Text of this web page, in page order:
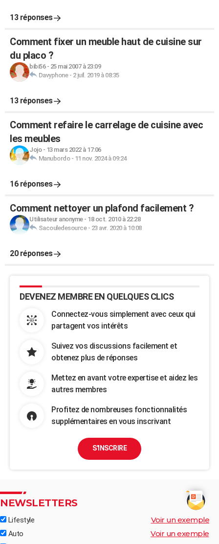
13 réponses
Comment fixer un meuble haut de cuisine sur
du placo ?
bibi56- 25 mai 2007 à 23:09
Davyphone- 2 juil. 2019 à 08:35
13 réponses
Comment refaire le carrelage de cuisine avec
les meubles
Jojo- 13 mars 2022 à 17:06
Manubordo- 11 nov. 2024 à 09:24
16 réponses
Comment nettoyer un plafond facilement ?
Utilisateur anonyme- 18 oct. 2010 à 22:28
Sacouledesource- 23 avr. 2020 à 10:08
20 réponses
DEVENEZ MEMBRE EN QUELQUES CLICS
Connectez-vous simplement avec ceux qui
partagent vos intérêts
Suivez vos discussions facilement et
obtenez plus de réponses
Mettez en avant votre expertise et aidez les
autres membres
Profitez de nombreuses fonctionnalités
supplémentaires en vous inscrivant
S'INSCRIRE
NEWSLETTERS
Lifestyle Voir un exemple
Auto Voir un exemple